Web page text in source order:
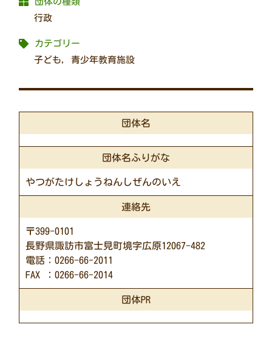
行政
カテゴリー
子ども,青少年教育施設
団体名
団体名ふりがな
やつがたけしょうねんしぜんのいえ
連絡先
〒399-0101
長野県諏訪市富士見町境字広原12067-482
電話：0266-66-2011
FAX ：0266-66-2014
団体PR